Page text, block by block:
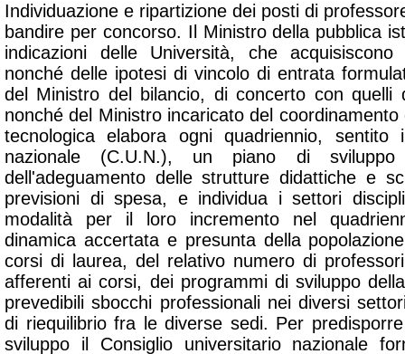
Individuazione e ripartizione dei posti di
bandire per concorso. Il Ministro della pubblica
indicazioni delle Università, che
nonché delle ipotesi di vincolo di entrata
del Ministro del bilancio, di concerto con quelli
nonché del Ministro incaricato del
tecnologica elabora ogni quadriennio, sentito
nazionale (C.U.N.), un piano di
dell'adeguamento delle strutture didattiche e
previsioni di spesa, e individua i settori
modalità per il loro incremento nel
dinamica accertata e presunta della
corsi di laurea, del relativo numero di
afferenti ai corsi, dei programmi di sviluppo
prevedibili sbocchi professionali nei diversi
di riequilibrio fra le diverse sedi. Per
sviluppo il Consiglio universitario nazionale